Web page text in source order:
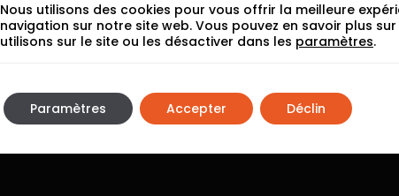
Nous utilisons des cookies pour vous offrir la meilleure
navigation sur notre site web. Vous pouvez en savoir plus
utilisons sur le site ou les désactiver dans les paramètres.
Accepter Déclin
Paramètres